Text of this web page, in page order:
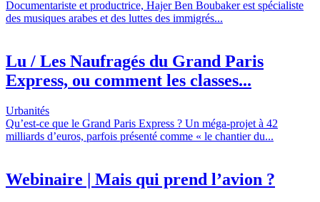
Documentariste et productrice, Hajer Ben Boubaker est spécialiste
des musiques arabes et des luttes des immigrés...
Lu / Les Naufragés du Grand Paris
Express, ou comment les classes...
Urbanités
Qu’est-ce que le Grand Paris Express ? Un méga-projet à 42
milliards d’euros, parfois présenté comme « le chantier du...
Webinaire | Mais qui prend l’avion ?